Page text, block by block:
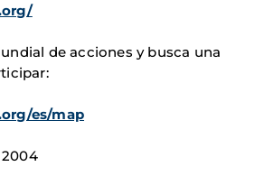
de acciones y busca una
es/map